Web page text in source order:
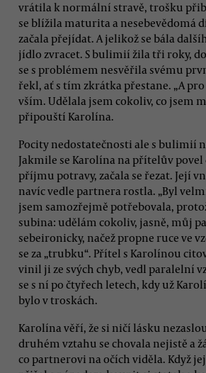
vrátila k normální stravě, trošku
se blížila maturita a nesebevědomá
začala přejídat. A jelikož se bála
jídlo zvracet. S bulimií žila tři roky,
se s problémem nesvěřila svému
řekl, ať s tím zkrátka přestane. „A
vším. Udělala jsem cokoliv, co jsem
připouští Karolína.
Pocity nedostatečnosti ale s bulimií
Jakmile se Karolína na přítelův
příjmu potravy, začala se řezat. Její
navíc vedle partnera rostla. „Byl
jsem samozřejmě potřebovala,
subina: udělám cokoliv, jasně, můj
sebeironicky, načež propne ruce ve
se za „trubku“. Přítel s Karolínou
vinil ji ze svých chyb, vedl paralelní
se s ní po čtyřech letech, kdy už
bylo v troskách.
Karolína věří, že si ničí lásku
druhém vztahu se chovala nejistě a
co partnerovi na očích viděla. Když